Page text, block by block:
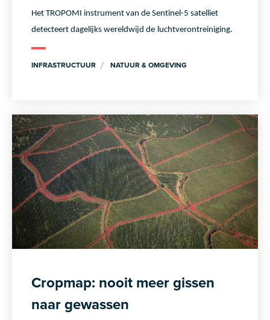
Het TROPOMI instrument van de Sentinel-5 satelliet
detecteert dagelijks wereldwijd de luchtverontreiniging.
INFRASTRUCTUUR NATUUR & OMGEVING
Cropmap: nooit meer gissen
naar gewassen